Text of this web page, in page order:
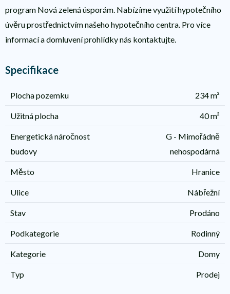
program Nová zelená úsporám. Nabízíme využití hypotečního
úvěru prostřednictvím našeho hypotečního centra. Pro více
informací a domluvení prohlídky nás kontaktujte.
Specifikace
Plocha pozemku 234 m²
Užitná plocha 40 m²
Energetická náročnost
budovy
G - Mimořádně
nehospodárná
Město Hranice
Ulice Nábřežní
Stav Prodáno
Podkategorie Rodinný
Kategorie Domy
Typ Prodej